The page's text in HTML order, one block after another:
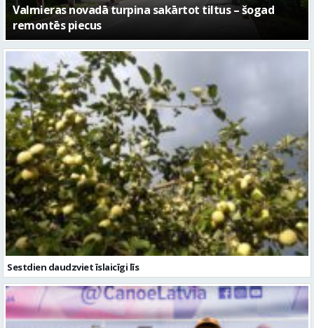
No pagaidu teātra līdz laikmetīgās kultūras centram
– kā attīstīsies “Kurtuve”
Sestdien daudzviet īslaicīgi līs